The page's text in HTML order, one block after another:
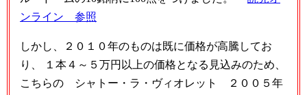
ンライン 参照
しかし、２０１０年のものは既に価格が高騰してお
り、 １本４～５万円以上の価格となる見込みのため、
こちらの シャトー・ラ・ヴィオレット ２００５年